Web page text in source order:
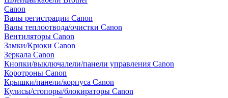
Canon
Валы регистрации Canon
Валы теплоотвода/очистки Canon
Вентиляторы Canon
Замки/Крюки Canon
Зеркала Canon
Кнопки/выключалели/панели управления Canon
Коротроны Canon
Крышки/панели/корпуса Canon
Кулисы/стопоры/блокираторы Canon